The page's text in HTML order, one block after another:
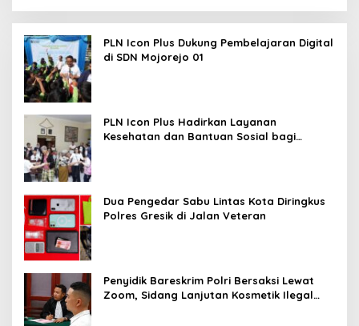
PLN Icon Plus Dukung Pembelajaran Digital
di SDN Mojorejo 01
PLN Icon Plus Hadirkan Layanan
Kesehatan dan Bantuan Sosial bagi
Dua Pengedar Sabu Lintas Kota Diringkus
Polres Gresik di Jalan Veteran
Penyidik Bareskrim Polri Bersaksi Lewat
Zoom, Sidang Lanjutan Kosmetik Ilegal